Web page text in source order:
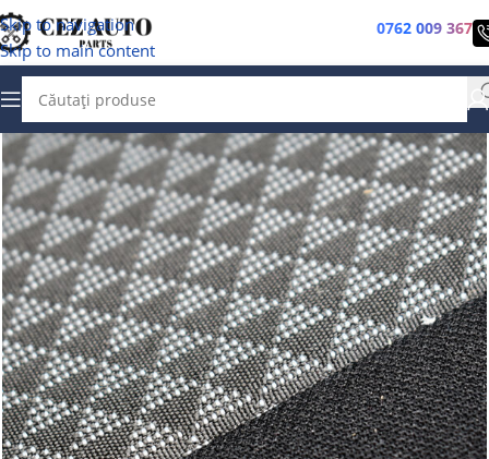
Skip to navigation
Skip to main content
0762 009 367